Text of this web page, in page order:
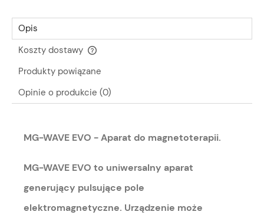
Opis
Koszty dostawy
Cena nie zawiera ewentualnych kosztów płatności
Produkty powiązane
Opinie o produkcie (0)
MG-WAVE EVO - Aparat do magnetoterapii.
MG-WAVE EVO to uniwersalny aparat
generujący pulsujące pole
elektromagnetyczne. Urządzenie może